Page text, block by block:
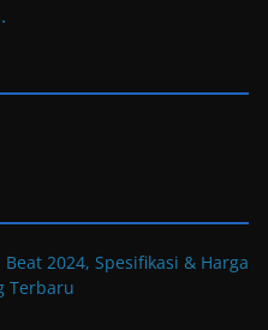
2024, Spesifikasi & Harga
Terbaru